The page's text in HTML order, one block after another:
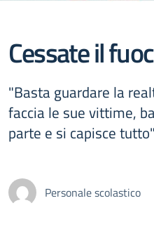
Cessate il
"Basta guardare la
faccia le sue vittime,
parte e si capisce
Personale scolastico